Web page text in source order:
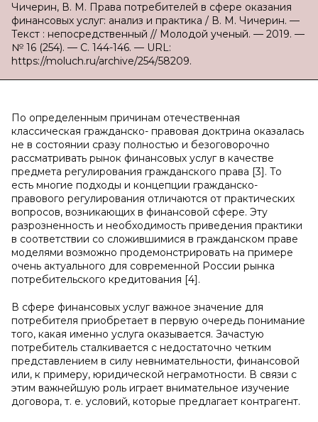
Чичерин, В. М. Права потребителей в сфере оказания
финансовых услуг: анализ и практика / В. М. Чичерин. —
Текст : непосредственный // Молодой ученый. — 2019. —
№ 16 (254). — С. 144-146. — URL:
https://moluch.ru/archive/254/58209.
По определенным причинам отечественная
классическая гражданско- правовая доктрина оказалась
не в состоянии сразу полностью и безоговорочно
рассматривать рынок финансовых услуг в качестве
предмета регулирования гражданского права [3]. То
есть многие подходы и концепции гражданско-
правового регулирования отличаются от практических
вопросов, возникающих в финансовой сфере. Эту
разрозненность и необходимость приведения практики
в соответствии со сложившимися в гражданском праве
моделями возможно продемонстрировать на примере
очень актуального для современной России рынка
потребительского кредитования [4].
В сфере финансовых услуг важное значение для
потребителя приобретает в первую очередь понимание
того, какая именно услуга оказывается. Зачастую
потребитель сталкивается с недостаточно четким
представлением в силу невнимательности, финансовой
или, к примеру, юридической неграмотности. В связи с
этим важнейшую роль играет внимательное изучение
договора, т. е. условий, которые предлагает контрагент.